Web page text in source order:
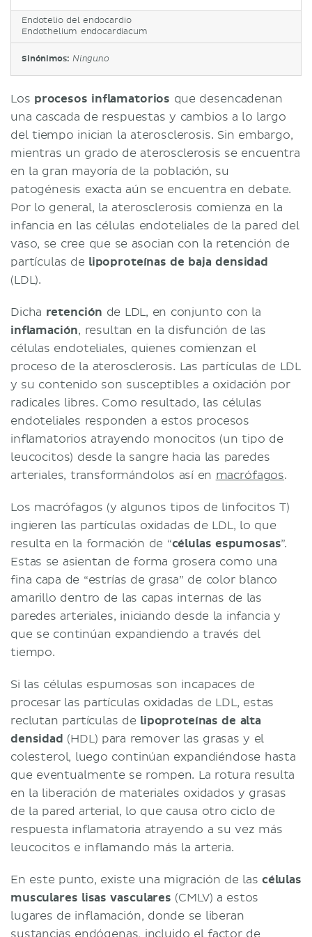
Endotelio del endocardio
Endothelium endocardiacum
Sinónimos: Ninguno
Los procesos inflamatorios que desencadenan
una cascada de respuestas y cambios a lo largo
del tiempo inician la aterosclerosis. Sin embargo,
mientras un grado de aterosclerosis se encuentra
en la gran mayoría de la población, su
patogénesis exacta aún se encuentra en debate.
Por lo general, la aterosclerosis comienza en la
infancia en las células endoteliales de la pared del
vaso, se cree que se asocian con la retención de
partículas de lipoproteínas de baja densidad
(LDL).
Dicha retención de LDL, en conjunto con la
inflamación, resultan en la disfunción de las
células endoteliales, quienes comienzan el
proceso de la aterosclerosis. Las partículas de LDL
y su contenido son susceptibles a oxidación por
radicales libres. Como resultado, las células
endoteliales responden a estos procesos
inflamatorios atrayendo monocitos (un tipo de
leucocitos) desde la sangre hacia las paredes
arteriales, transformándolos así en macrófagos.
Los macrófagos (y algunos tipos de linfocitos T)
ingieren las partículas oxidadas de LDL, lo que
resulta en la formación de “células espumosas”.
Estas se asientan de forma grosera como una
fina capa de “estrías de grasa” de color blanco
amarillo dentro de las capas internas de las
paredes arteriales, iniciando desde la infancia y
que se continúan expandiendo a través del
tiempo.
Si las células espumosas son incapaces de
procesar las partículas oxidadas de LDL, estas
reclutan partículas de lipoproteínas de alta
densidad (HDL) para remover las grasas y el
colesterol, luego continúan expandiéndose hasta
que eventualmente se rompen. La rotura resulta
en la liberación de materiales oxidados y grasas
de la pared arterial, lo que causa otro ciclo de
respuesta inflamatoria atrayendo a su vez más
leucocitos e inflamando más la arteria.
En este punto, existe una migración de las células
musculares lisas vasculares (CMLV) a estos
lugares de inflamación, donde se liberan
sustancias endógenas, incluido el factor de